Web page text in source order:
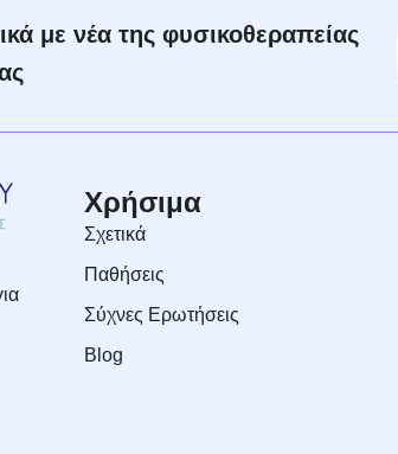
με νέα της φυσικοθεραπείας
Χρήσιμα
Σχετικά
Παθήσεις
Σύχνες Ερωτήσεις
Blog